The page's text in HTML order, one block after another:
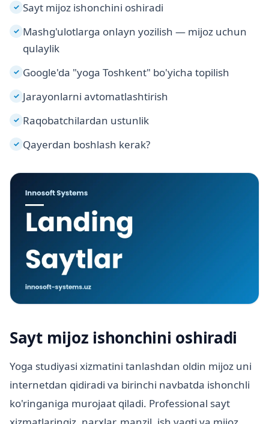
✓ Sayt mijoz ishonchini oshiradi
✓ Mashg'ulotlarga onlayn yozilish — mijoz uchun
qulaylik
✓ Google'da "yoga Toshkent" bo'yicha topilish
✓ Jarayonlarni avtomatlashtirish
✓ Raqobatchilardan ustunlik
✓ Qayerdan boshlash kerak?
Sayt mijoz ishonchini oshiradi
Yoga studiyasi xizmatini tanlashdan oldin mijoz uni
internetdan qidiradi va birinchi navbatda ishonchli
ko'ringaniga murojaat qiladi. Professional sayt